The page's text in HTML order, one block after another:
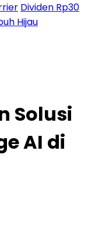
Dividen Rp30
Hijau
Solusi
AI di